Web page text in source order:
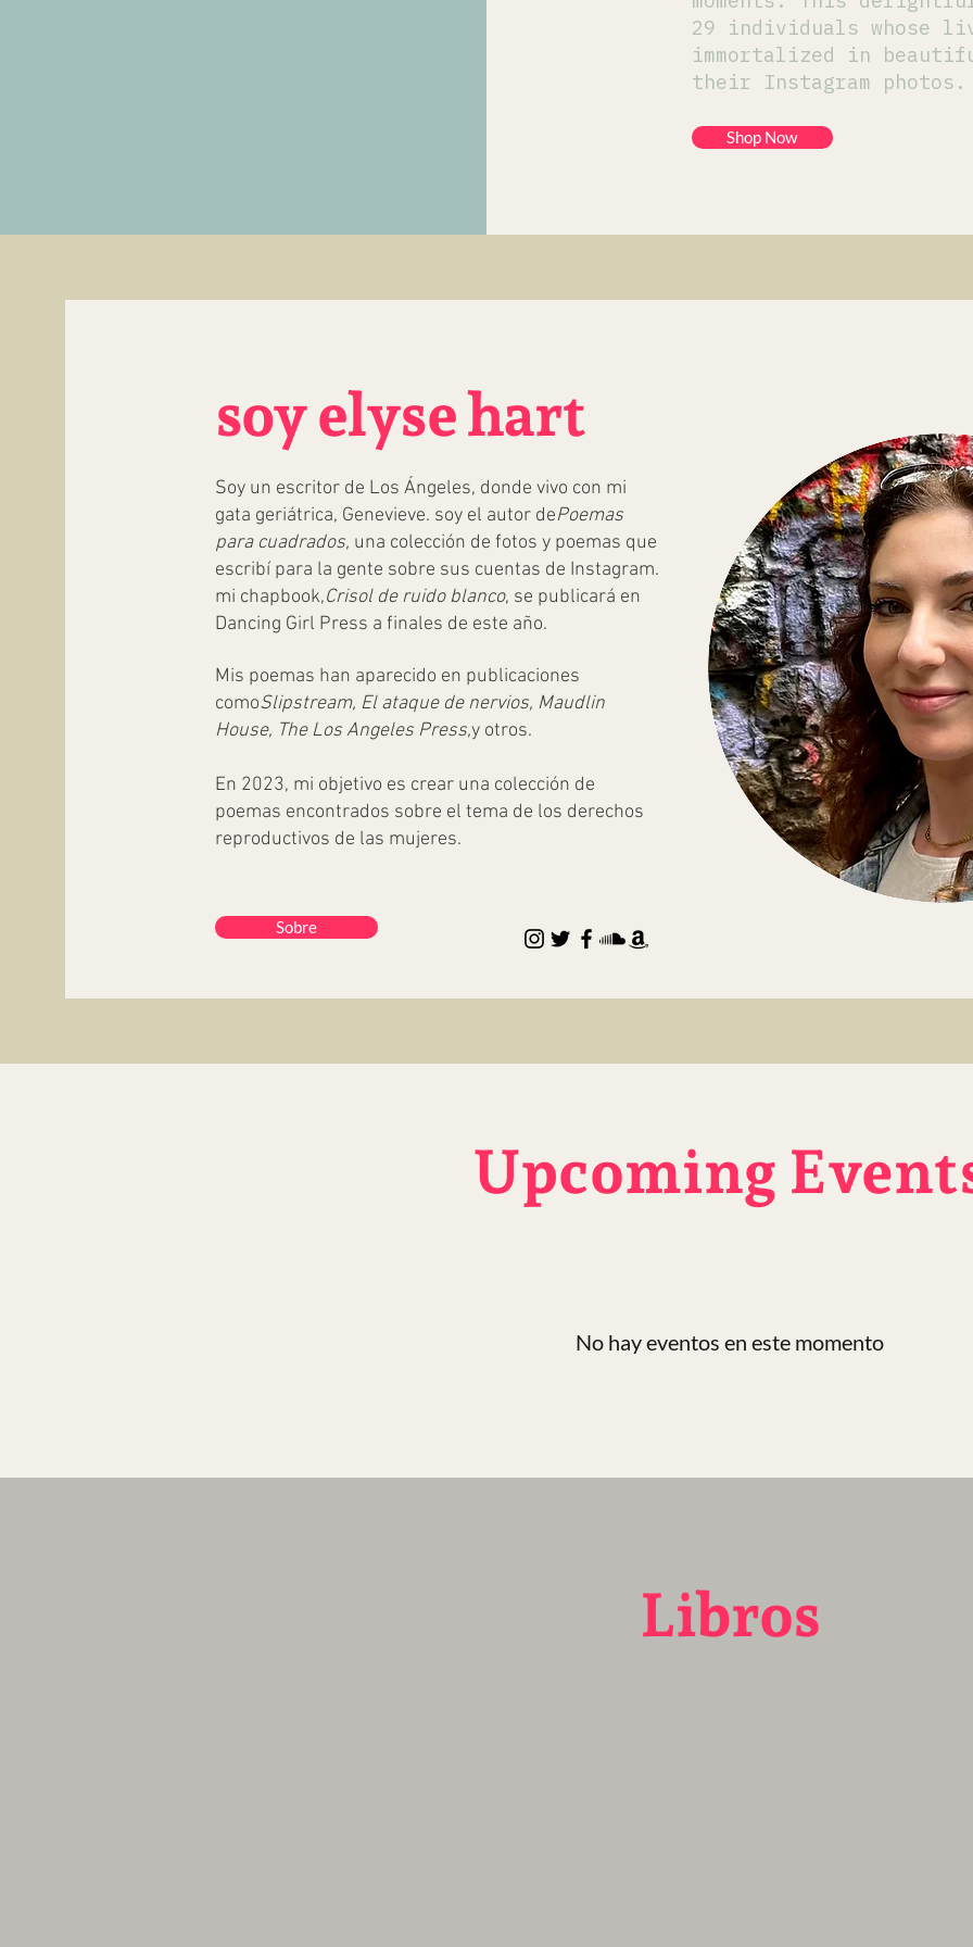
29 individuals whose
immortalized in
their Instagram photos.
Shop Now
soy elyse hart
Soy un escritor de Los Ángeles, donde vivo con mi
gata geriátrica, Genevieve. soy el autor dePoemas
para cuadrados, una colección de fotos y poemas que
escribí para la gente sobre sus cuentas de Instagram.
mi chapbook,Crisol de ruido blanco, se publicará en
Dancing Girl Press a finales de este año.
Mis poemas han aparecido en publicaciones
comoSlipstream, El ataque de nervios, Maudlin
House, The Los Angeles Press,y otros.
En 2023, mi objetivo es crear una colección de
poemas encontrados sobre el tema de los derechos
reproductivos de las mujeres.
Sobre
Upcoming
No hay eventos en este momento
Libros